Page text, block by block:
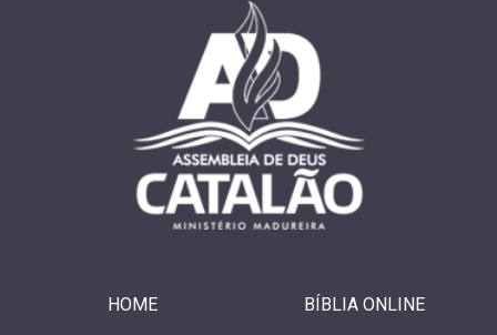
HOME BÍBLIA ONLINE